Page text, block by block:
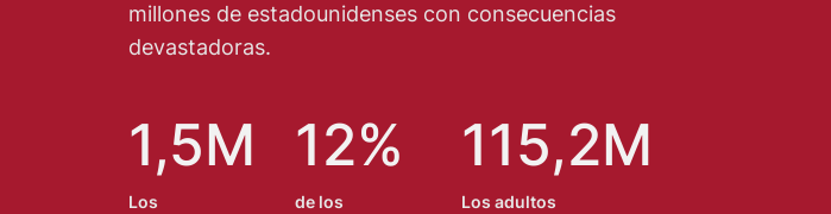
millones de estadounidenses con consecuencias
devastadoras.
1,5M
Los
12%
de los
115,2M
Los adultos